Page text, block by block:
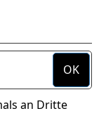
OK
an Dritte